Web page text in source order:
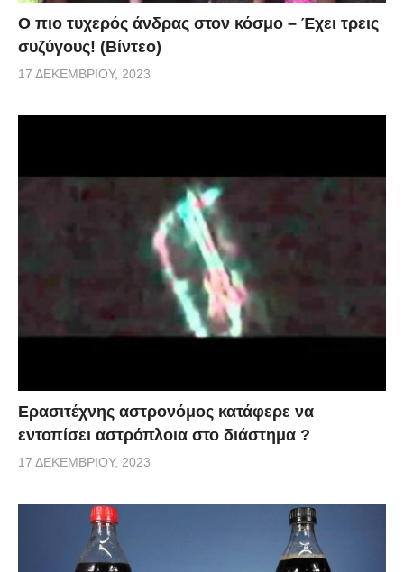
Ο πιο τυχερός άνδρας στον κόσμο – Έχει τρεις
συζύγους! (Βίντεο)
17 ΔΕΚΕΜΒΡΊΟΥ, 2023
Ερασιτέχνης αστρονόμος κατάφερε να
εντοπίσει αστρόπλοια στο διάστημα ?
17 ΔΕΚΕΜΒΡΊΟΥ, 2023